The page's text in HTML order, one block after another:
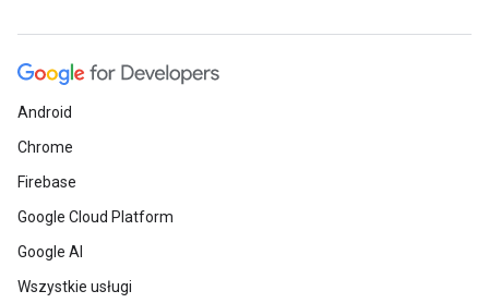
Android
Chrome
Firebase
Google Cloud Platform
Google AI
Wszystkie usługi